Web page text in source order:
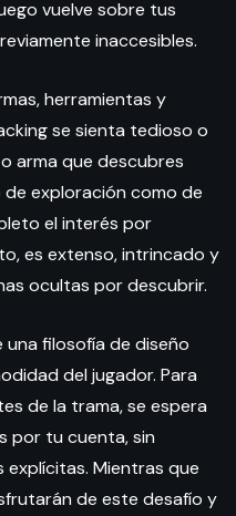
vuelve sobre tus
inaccesibles.
herramientas y
se sienta tedioso o
arma que descubres
exploración como de
el interés por
es extenso, intrincado y
ocultas por descubrir.
una filosofía de diseño
del jugador. Para
de la trama, se espera
por tu cuenta, sin
explícitas. Mientras que
de este desafío y